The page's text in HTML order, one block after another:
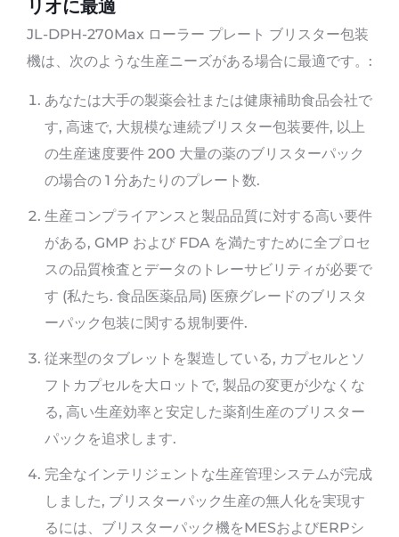
リオに最適
JL-DPH-270Max ローラー プレート ブリスター包装
機は、次のような生産ニーズがある場合に最適です。:
あなたは大手の製薬会社または健康補助食品会社で
す, 高速で, 大規模な連続ブリスター包装要件, 以上
の生産速度要件 200 大量の薬のブリスターパック
の場合の 1 分あたりのプレート数.
生産コンプライアンスと製品品質に対する高い要件
がある, GMP および FDA を満たすために全プロセ
スの品質検査とデータのトレーサビリティが必要で
す (私たち. 食品医薬品局) 医療グレードのブリスタ
ーパック包装に関する規制要件.
従来型のタブレットを製造している, カプセルとソ
フトカプセルを大ロットで, 製品の変更が少なくな
る, 高い生産効率と安定した薬剤生産のブリスター
パックを追求します.
完全なインテリジェントな生産管理システムが完成
しました, ブリスターパック生産の無人化を実現す
るには、ブリスターパック機をMESおよびERPシ